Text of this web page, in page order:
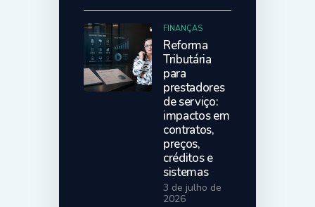
FINANÇAS
Reforma
Tributária
para
prestadores
de serviço:
impactos em
contratos,
preços,
créditos e
sistemas
3 de julho de
2026